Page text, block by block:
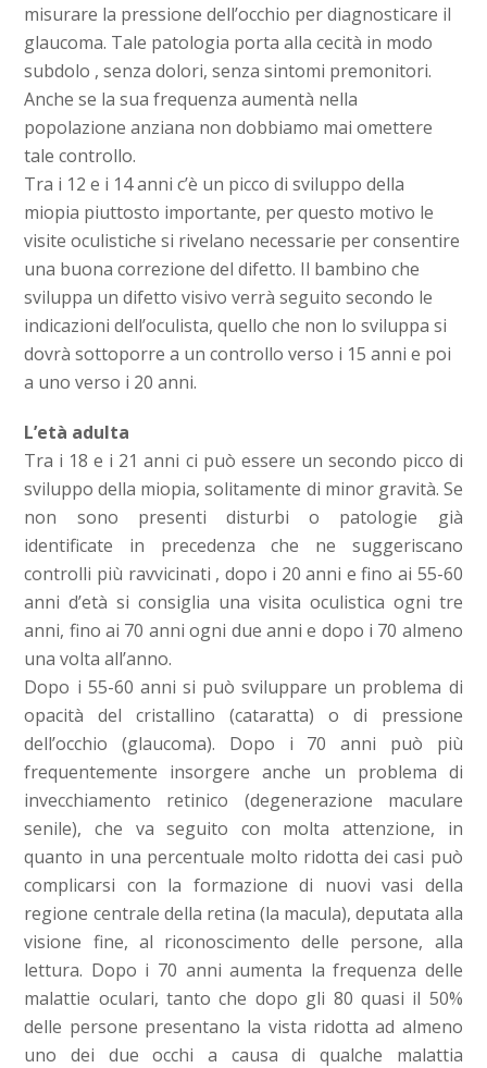
misurare la pressione dell’occhio per diagnosticare il
glaucoma. Tale patologia porta alla cecità in modo
subdolo , senza dolori, senza sintomi premonitori.
Anche se la sua frequenza aumentà nella
popolazione anziana non dobbiamo mai omettere
tale controllo.
Tra i 12 e i 14 anni c’è un picco di sviluppo della
miopia piuttosto importante, per questo motivo le
visite oculistiche si rivelano necessarie per consentire
una buona correzione del difetto. Il bambino che
sviluppa un difetto visivo verrà seguito secondo le
indicazioni dell’oculista, quello che non lo sviluppa si
dovrà sottoporre a un controllo verso i 15 anni e poi
a uno verso i 20 anni.
L’età adulta
Tra i 18 e i 21 anni ci può essere un secondo picco di
sviluppo della miopia, solitamente di minor gravità. Se
non sono presenti disturbi o patologie già
identificate in precedenza che ne suggeriscano
controlli più ravvicinati , dopo i 20 anni e fino ai 55-60
anni d’età si consiglia una visita oculistica ogni tre
anni, fino ai 70 anni ogni due anni e dopo i 70 almeno
una volta all’anno.
Dopo i 55-60 anni si può sviluppare un problema di
opacità del cristallino (cataratta) o di pressione
dell’occhio (glaucoma). Dopo i 70 anni può più
frequentemente insorgere anche un problema di
invecchiamento retinico (degenerazione maculare
senile), che va seguito con molta attenzione, in
quanto in una percentuale molto ridotta dei casi può
complicarsi con la formazione di nuovi vasi della
regione centrale della retina (la macula), deputata alla
visione fine, al riconoscimento delle persone, alla
lettura. Dopo i 70 anni aumenta la frequenza delle
malattie oculari, tanto che dopo gli 80 quasi il 50%
delle persone presentano la vista ridotta ad almeno
uno dei due occhi a causa di qualche malattia